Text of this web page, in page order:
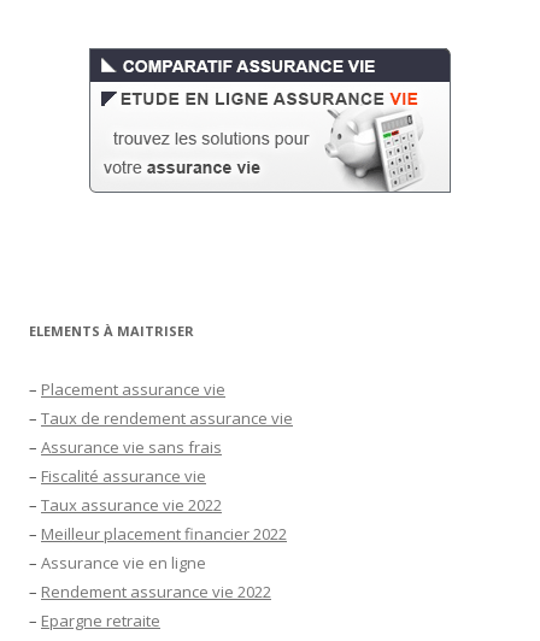
ELEMENTS À MAITRISER
– Placement assurance vie
– Taux de rendement assurance vie
– Assurance vie sans frais
– Fiscalité assurance vie
– Taux assurance vie 2022
– Meilleur placement financier 2022
– Assurance vie en ligne
– Rendement assurance vie 2022
– Epargne retraite